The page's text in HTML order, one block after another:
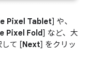
Pixel Tablet] や、
Pixel Fold] など、大
して [Next] をクリッ